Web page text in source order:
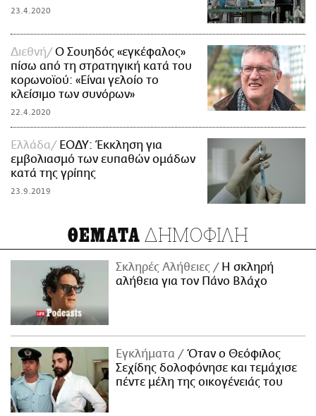
23.4.2020
Διεθνή
Ο Σουηδός «εγκέφαλος»
πίσω από τη στρατηγική κατά του
κορωνοϊού: «Είναι γελοίο το
κλείσιμο των συνόρων»
22.4.2020
Ελλάδα
ΕΟΔΥ: Έκκληση για
εμβολιασμό των ευπαθών ομάδων
κατά της γρίπης
23.9.2019
ΘΕΜΑΤΑ ΔΗΜΟΦΙΛΗ
Σκληρές Αλήθειες
H σκληρή
αλήθεια για τον Πάνο Βλάχο
Εγκλήματα
Όταν ο Θεόφιλος
Σεχίδης δολοφόνησε και τεμάχισε
πέντε μέλη της οικογένειάς του